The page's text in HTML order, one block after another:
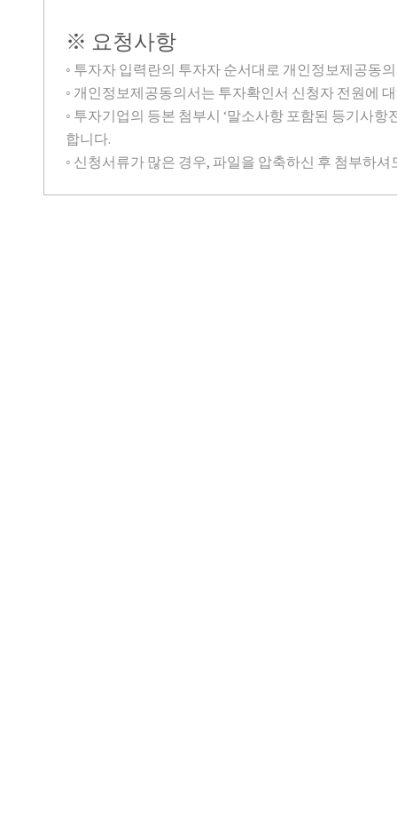
※ 요청사항
◦ 투자자 입력란의 투자자 순서대로 개인정보제공동
◦ 개인정보제공동의서는 투자확인서 신청자 전원에
◦ 투자기업의 등본 첨부시 ‘말소사항 포함된 등기사
합니다.
◦ 신청서류가 많은 경우, 파일을 압축하신 후 첨부하셔